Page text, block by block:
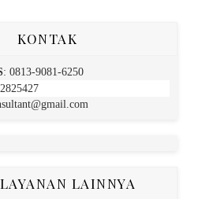
KONTAK
: 0813-9081-6250
LAINNYA